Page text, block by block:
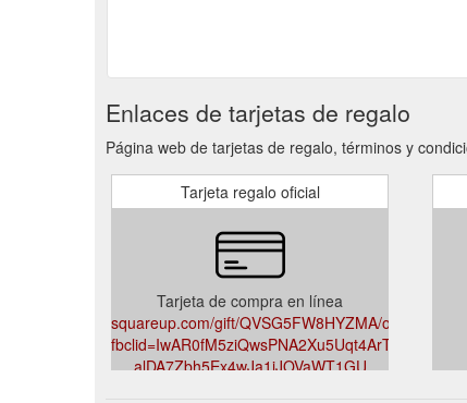
Enlaces de tarjetas de regalo
Página web de tarjetas de regalo, términos y
Tarjeta regalo oficial
Tarjeta de compra en línea
squareup.com/gift/QVSG5FW8HYZMA/order?
fbclid=IwAR0fM5ziQwsPNA2Xu5Uqt4ArTErfhN3_-
alDA7Zbh5Ex4wJa1iJOVaWT1GU